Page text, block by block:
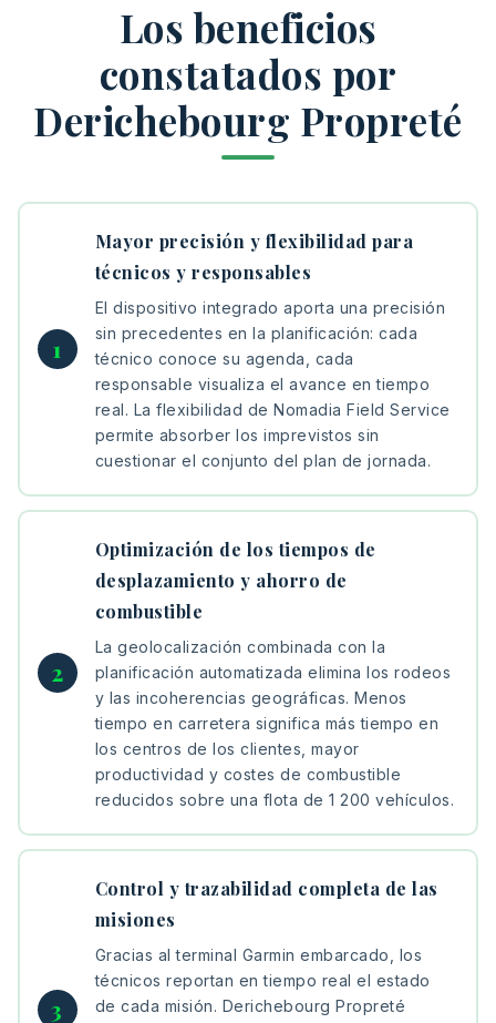
Los beneficios
constatados por
Derichebourg Propreté
Mayor precisión y flexibilidad para
técnicos y responsables
El dispositivo integrado aporta una precisión
sin precedentes en la planificación: cada
técnico conoce su agenda, cada
responsable visualiza el avance en tiempo
real. La flexibilidad de Nomadia Field Service
permite absorber los imprevistos sin
cuestionar el conjunto del plan de jornada.
Optimización de los tiempos de
desplazamiento y ahorro de
combustible
La geolocalización combinada con la
planificación automatizada elimina los rodeos
y las incoherencias geográficas. Menos
tiempo en carretera significa más tiempo en
los centros de los clientes, mayor
productividad y costes de combustible
reducidos sobre una flota de 1 200 vehículos.
Control y trazabilidad completa de las
misiones
Gracias al terminal Garmin embarcado, los
técnicos reportan en tiempo real el estado
de cada misión. Derichebourg Propreté